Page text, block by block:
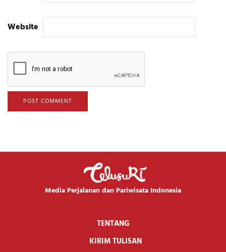
Website
Media Perjalanan dan Pariwisata Indonesia
TENTANG
KIRIM TULISAN